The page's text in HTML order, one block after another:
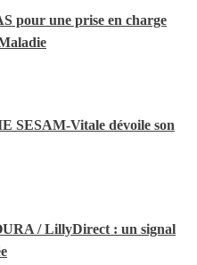
pour une prise en charge
SESAM-Vitale dévoile son
/ LillyDirect : un signal